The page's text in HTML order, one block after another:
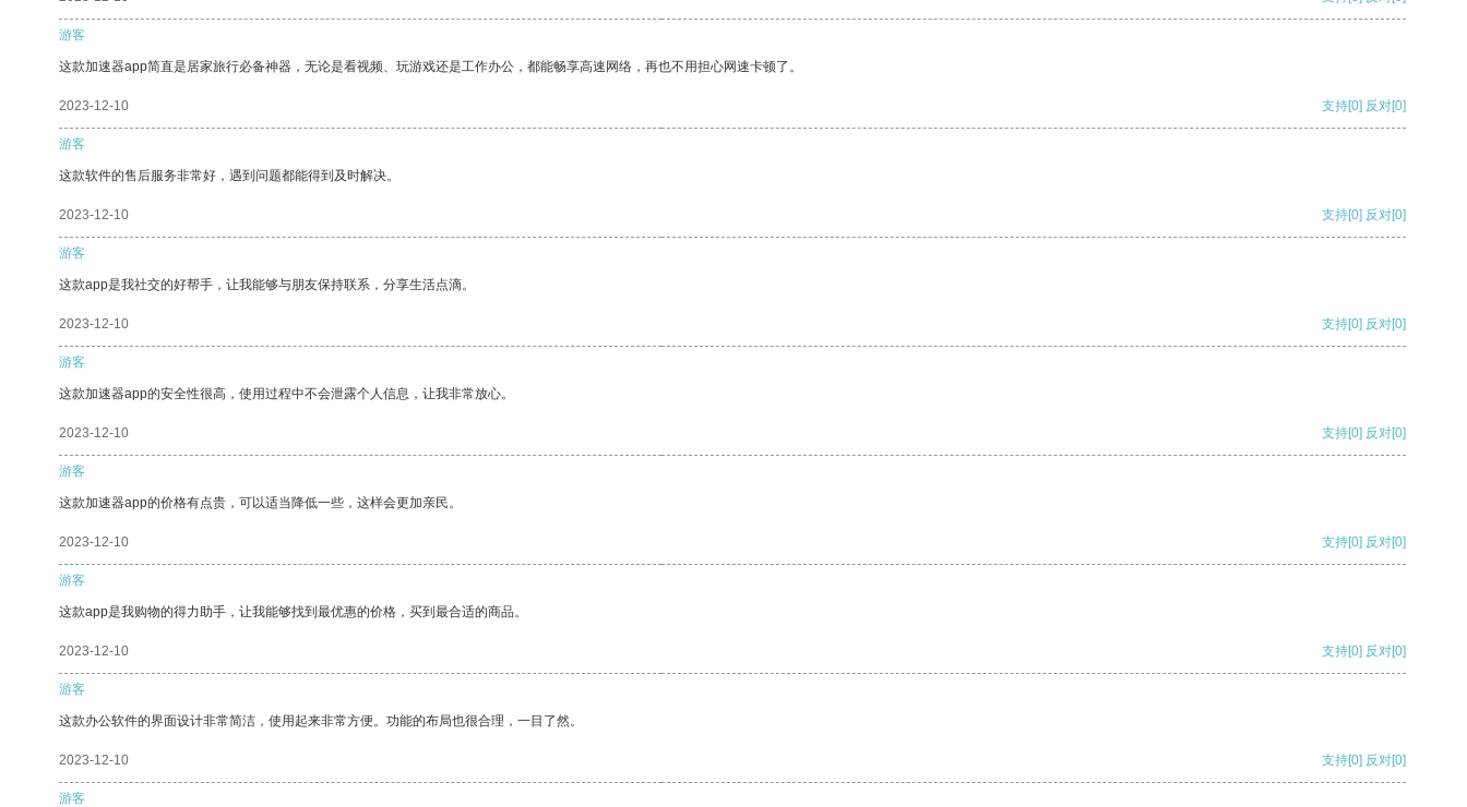
游客
这款加速器app简直是居家旅行必备神器，无论是看视频、玩游戏还是工作办公，都能畅享高速网络，再也不用担心网速卡顿了。
2023-12-10 支持[0] 反对[0]
游客
这款软件的售后服务非常好，遇到问题都能得到及时解决。
2023-12-10 支持[0] 反对[0]
游客
这款app是我社交的好帮手，让我能够与朋友保持联系，分享生活点滴。
2023-12-10 支持[0] 反对[0]
游客
这款加速器app的安全性很高，使用过程中不会泄露个人信息，让我非常放心。
2023-12-10 支持[0] 反对[0]
游客
这款加速器app的价格有点贵，可以适当降低一些，这样会更加亲民。
2023-12-10 支持[0] 反对[0]
游客
这款app是我购物的得力助手，让我能够找到最优惠的价格，买到最合适的商品。
2023-12-10 支持[0] 反对[0]
游客
这款办公软件的界面设计非常简洁，使用起来非常方便。功能的布局也很合理，一目了然。
2023-12-10 支持[0] 反对[0]
游客